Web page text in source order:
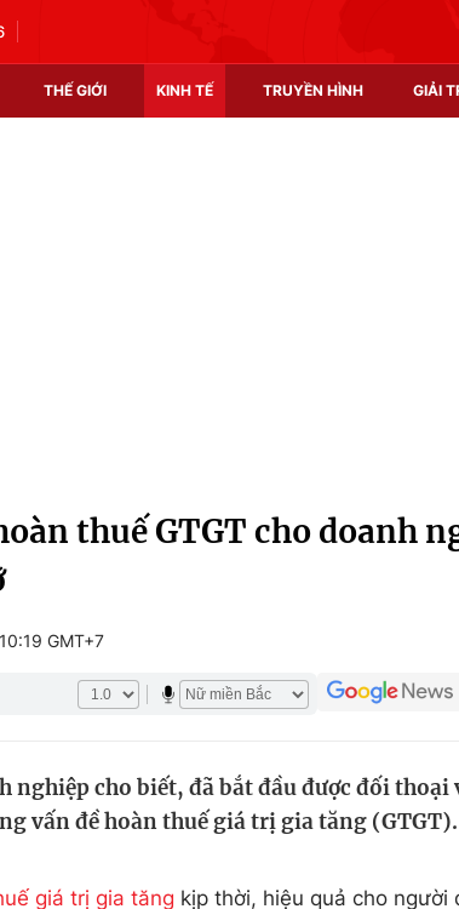
THẾ GIỚI KINH TẾ TRUYỀN HÌNH GIẢI
cuộc sống
Tuyển sinh
thuế GTGT cho doanh
GMT+7
nghiệp cho biết, đã bắt đầu được đối
vấn đề hoàn thuế giá trị gia tăng (GTGT).
giá trị gia tăng kịp thời, hiệu quả cho người